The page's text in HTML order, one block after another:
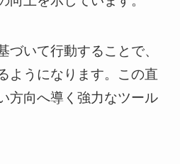
づいて行動することで、
ようになります。この直
方向へ導く強力なツール